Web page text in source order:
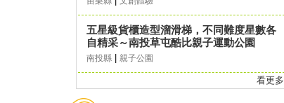
五星級貨櫃造型溜滑梯，不同難度星數各
自精采～南投草屯酷比親子運動公園
南投縣 親子公園
看更多